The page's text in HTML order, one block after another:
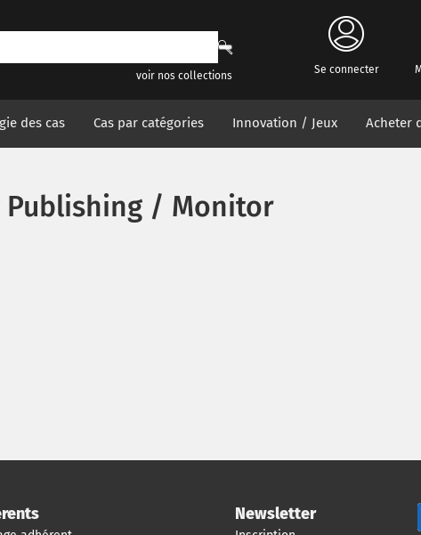
voir nos collections Se connecter
des cas Cas par catégories Innovation / Jeux Acheter
Publishing / Monitor
Newsletter